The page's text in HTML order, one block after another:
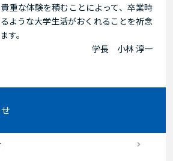
重な体験を積むことによって、卒業時
ような大学生活がおくれることを祈念
す。
学長 小林 淳一